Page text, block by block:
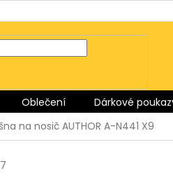
Oblečení Dárkové
na nosič AUTHOR A-N441 X9